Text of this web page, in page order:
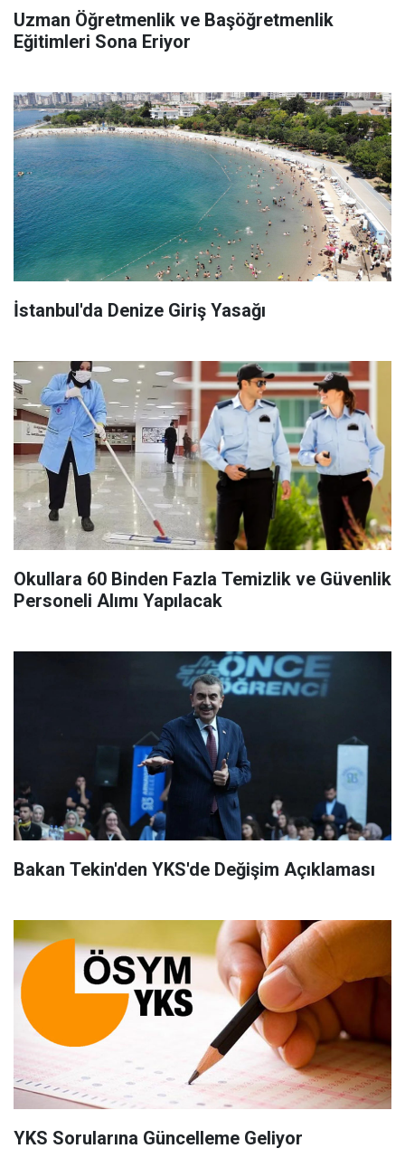
Uzman Öğretmenlik ve Başöğretmenlik
Eğitimleri Sona Eriyor
İstanbul'da Denize Giriş Yasağı
Okullara 60 Binden Fazla Temizlik ve Güvenlik
Personeli Alımı Yapılacak
Bakan Tekin'den YKS'de Değişim Açıklaması
YKS Sorularına Güncelleme Geliyor